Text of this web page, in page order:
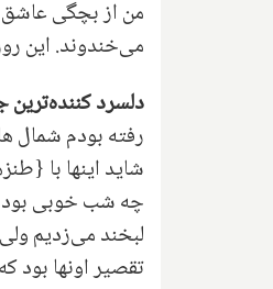
می‌خندوند. این روزها هم پسر ۶ ساله و دختر ۹
دلسرد
رفته بودم شمال
شاید اینها با
چه شب خوبی بود
لبخند می‌زدیم
تقصیر اونها بود